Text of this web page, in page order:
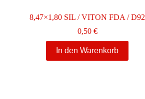
8,47×1,80 SIL / VITON FDA / D92
0,50 €
In den Warenkorb